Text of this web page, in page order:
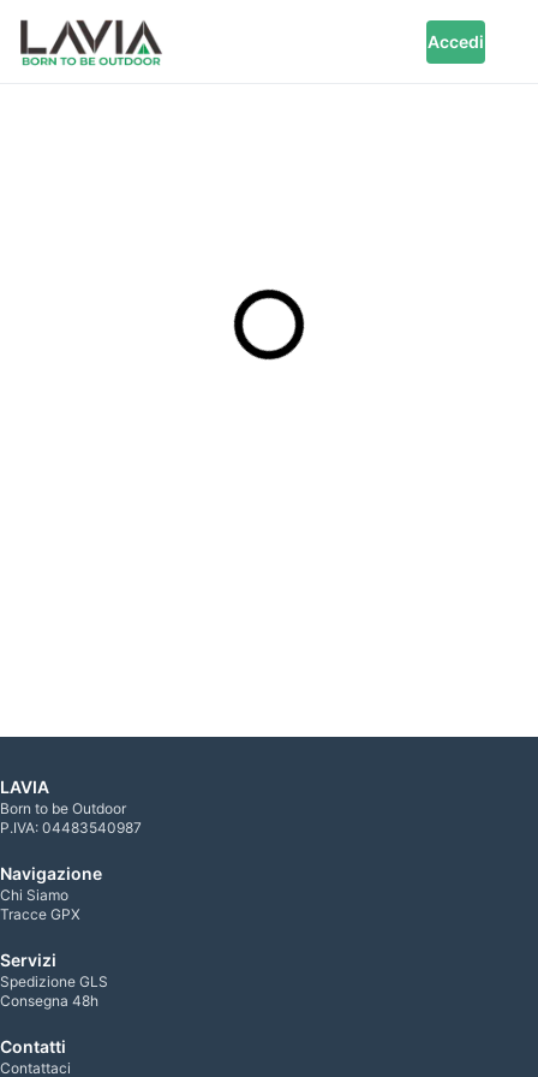
Accedi
LAVIA
Born to be Outdoor
P.IVA: 04483540987
Navigazione
Chi Siamo
Tracce GPX
Servizi
Spedizione GLS
Consegna 48h
Contatti
Contattaci